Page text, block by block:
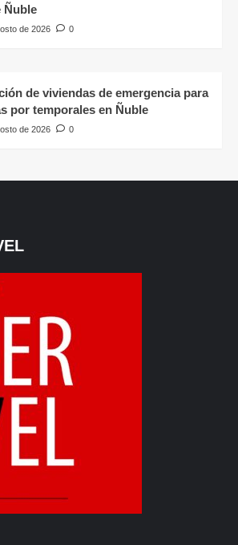
Ñuble
de 2026 0
de viviendas de emergencia para
por temporales en Ñuble
de 2026 0